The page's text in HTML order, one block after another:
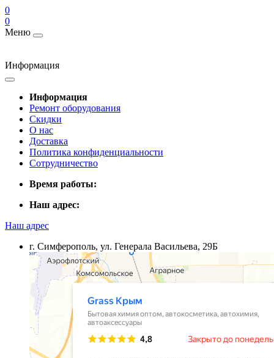
0
0
Меню
Информация
Информация
Ремонт оборудования
Скидки
О нас
Доставка
Политика конфиденциальности
Сотрудничество
Время работы:
Наш адрес:
Наш адрес
г. Симферополь, ул. Генерала Васильева, 29Б